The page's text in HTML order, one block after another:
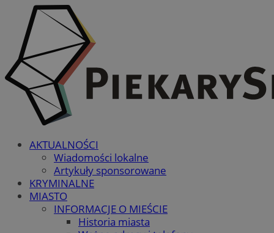
AKTUALNOŚCI
Wiadomości lokalne
Artykuły sponsorowane
KRYMINALNE
MIASTO
INFORMACJE O MIEŚCIE
Historia miasta